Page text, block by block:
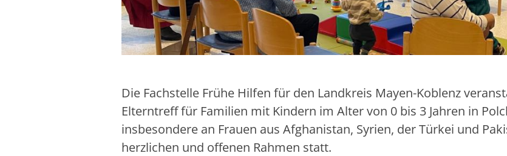
Die Fachstelle Frühe Hilfen für den Landkreis Mayen-Koblenz
Elterntreff für Familien mit Kindern im Alter von 0 bis 3 Jahren in
insbesondere an Frauen aus Afghanistan, Syrien, der Türkei und
herzlichen und offenen Rahmen statt.